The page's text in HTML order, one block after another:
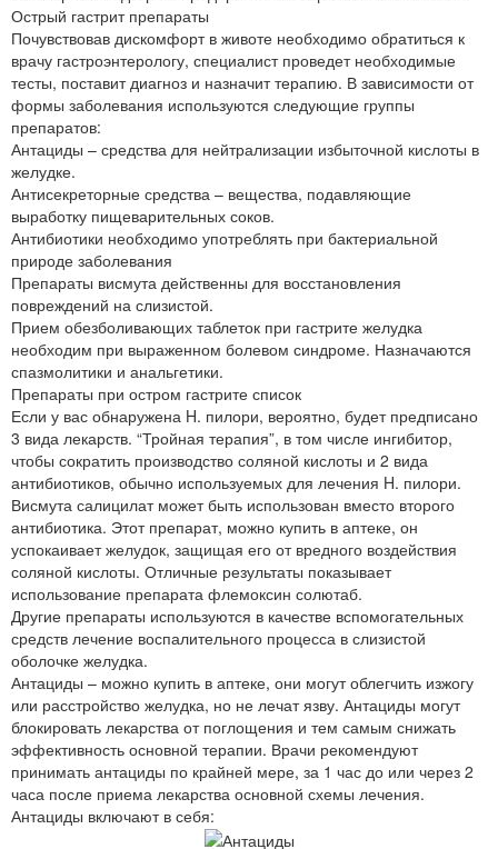
Острый гастрит препараты
Почувствовав дискомфорт в животе необходимо обратиться к
врачу гастроэнтерологу, специалист проведет необходимые
тесты, поставит диагноз и назначит терапию. В зависимости от
формы заболевания используются следующие группы
препаратов:
Антациды – средства для нейтрализации избыточной кислоты в
желудке.
Антисекреторные средства – вещества, подавляющие
выработку пищеварительных соков.
Антибиотики необходимо употреблять при бактериальной
природе заболевания
Препараты висмута действенны для восстановления
повреждений на слизистой.
Прием обезболивающих таблеток при гастрите желудка
необходим при выраженном болевом синдроме. Назначаются
спазмолитики и анальгетики.
Препараты при остром гастрите список
Если у вас обнаружена H. пилори, вероятно, будет предписано
3 вида лекарств. “Тройная терапия”, в том числе ингибитор,
чтобы сократить производство соляной кислоты и 2 вида
антибиотиков, обычно используемых для лечения H. пилори.
Висмута салицилат может быть использован вместо второго
антибиотика. Этот препарат, можно купить в аптеке, он
успокаивает желудок, защищая его от вредного воздействия
соляной кислоты. Отличные результаты показывает
использование препарата флемоксин солютаб.
Другие препараты используются в качестве вспомогательных
средств лечение воспалительного процесса в слизистой
оболочке желудка.
Антациды – можно купить в аптеке, они могут облегчить изжогу
или расстройство желудка, но не лечат язву. Антациды могут
блокировать лекарства от поглощения и тем самым снижать
эффективность основной терапии. Врачи рекомендуют
принимать антациды по крайней мере, за 1 час до или через 2
часа после приема лекарства основной схемы лечения.
Антациды включают в себя: